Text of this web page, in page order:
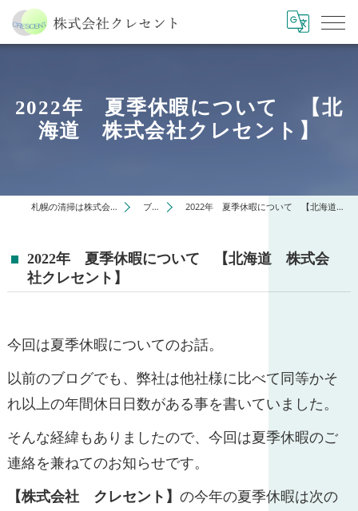
2022年 夏季休暇について 【北
海道 株式会社クレセント】
札幌の清掃は株式会社クレセント ブログ 2022年 夏季休暇について 【北海道 株式会社クレセント】
2022年 夏季休暇について 【北海道 株式会
社クレセント】
今回は夏季休暇についてのお話。
以前のブログでも、弊社は他社様に比べて同等かそ
れ以上の年間休日日数がある事を書いていました。
そんな経緯もありましたので、今回は夏季休暇のご
連絡を兼ねてのお知らせです。
【株式会社 クレセント】 の今年の夏季休暇は次の